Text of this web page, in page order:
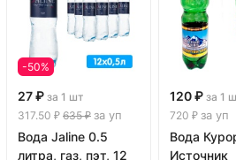
-50%
27 ₽ за 1 шт
317.50 ₽ 635 ₽ за уп
Вода Jaline 0.5
литра, газ, пэт, 12
120 ₽ за 1
720 ₽ за уп
Вода
Источник